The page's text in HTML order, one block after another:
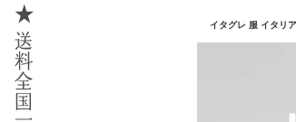
イタグレ 服 イタリ